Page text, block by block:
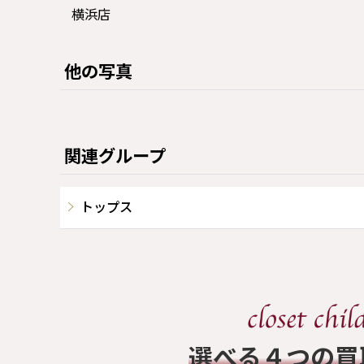
横浜店
他の写真
関連グループ
トップス
選べる４つの